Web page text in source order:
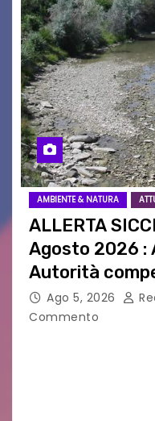
AMBIENTE & NATURA
ALLERTA
Agosto 2026 :
Autorità
Ago 5, 2026
Commento